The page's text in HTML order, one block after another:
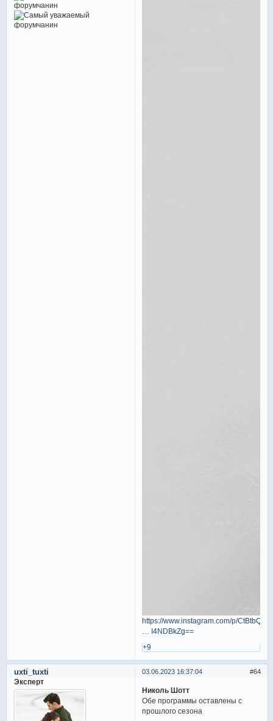
https://www.instagram.com/p/
… I4NDBkZg==
+9
64
03.06.2023 16:37:04
uxti_tuxti
Эксперт
Николь Шотт
Обе программы оставлены с
прошлого сезона